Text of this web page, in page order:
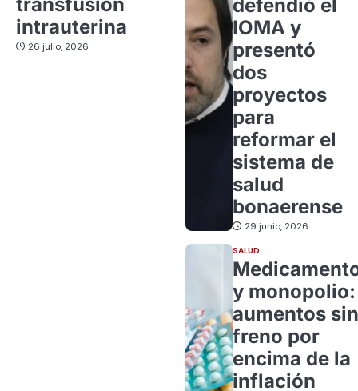
intrauterina
26 julio, 2026
defendió el
IOMA y
presentó
dos
proyectos
para
reformar el
sistema de
salud
bonaerense
29 junio, 2026
SALUD
y monopolio:
aumentos sin
freno por
encima de la
inflación